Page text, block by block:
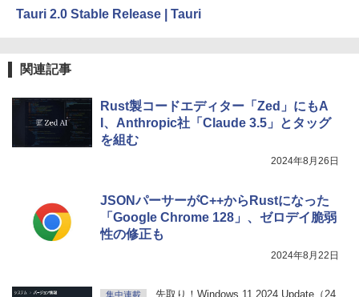
Tauri 2.0 Stable Release | Tauri
関連記事
Rust製コードエディター「Zed」にもA
I、Anthropic社「Claude 3.5」とタッグ
を組む
2024年8月26日
JSONパーサーがC++からRustになった
「Google Chrome 128」、ゼロデイ脆弱
性の修正も
2024年8月22日
集中連載
先取り！Windows 11 2024 Update（24